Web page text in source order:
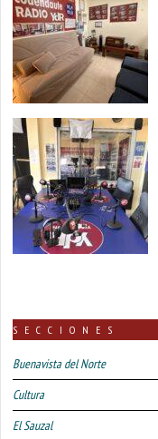
SECCIONES
Buenavista del Norte
Cultura
El Sauzal